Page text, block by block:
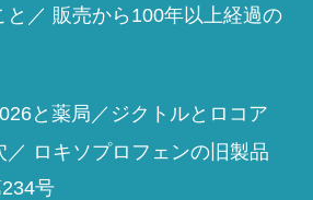
と／ 販売から100年以上経過の
と薬局／ジクトルとロコア
／ ロキソプロフェンの旧製品
号